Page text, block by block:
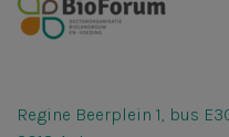
Regine Beerplein 1, bus